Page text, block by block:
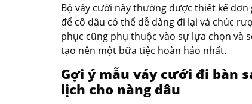
Bộ váy cưới này thường được thiết kế
để cô dâu có thể dễ dàng đi lại và chúc
phục cũng phụ thuộc vào sự lựa chọn và
tạo nên một bữa tiệc hoàn hảo nhất.
Gợi ý mẫu váy cưới đi bàn
lịch cho nàng dâu